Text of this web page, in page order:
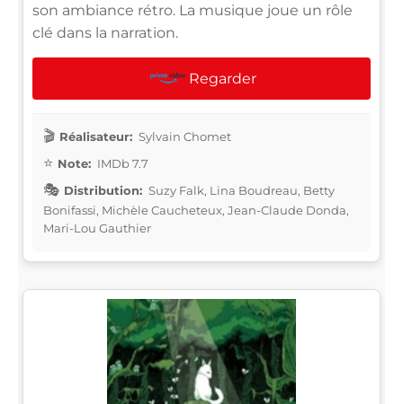
son ambiance rétro. La musique joue un rôle
clé dans la narration.
Regarder
Réalisateur: Sylvain Chomet
Note: IMDb 7.7
Distribution: Suzy Falk, Lina Boudreau, Betty
Bonifassi, Michèle Caucheteux, Jean-Claude Donda,
Mari-Lou Gauthier